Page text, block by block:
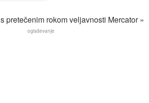
pretečenim rokom veljavnosti Mercator »
oglaševanje